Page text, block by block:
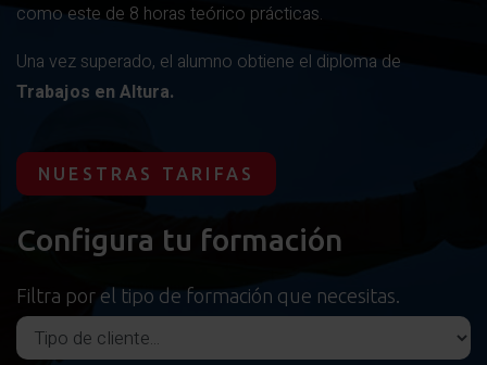
como este de 8 horas teórico prácticas.
Una vez superado, el alumno obtiene el diploma de
Trabajos en Altura.
NUESTRAS TARIFAS
Configura tu formación
Filtra por el tipo de formación que necesitas.
Tipo de cliente